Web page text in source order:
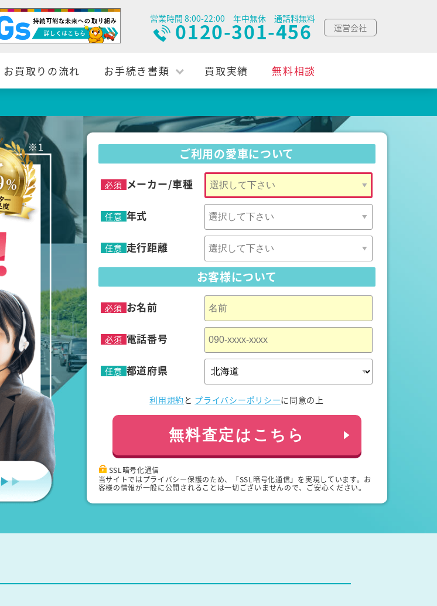
営業時間 8:00-22:00 年中無休 通話料無料
0120-301-456 運営会社
お買取りの流れ お手続き書類 買取実績 無料相談
ご利用の愛車について
必須 メーカー/車種
任意 年式
任意 走行距離
お客様について
必須 お名前
必須 電話番号
任意 都道府県
利用規約 と プライバシーポリシーに同意の上
無料査定はこちら
SSL暗号化通信
当サイトではプライバシー保護のため、「SSL暗号化通信」を実現しています。お
客様の情報が一般に公開されることは一切ございませんので、ご安心ください。